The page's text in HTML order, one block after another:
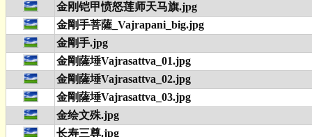
金刚铠甲愤怒莲师天马旗.jpg
金剛手菩薩_Vajrapani_big.jpg
金剛手.jpg
金剛薩埵Vajrasattva_01.jpg
金剛薩埵Vajrasattva_02.jpg
金剛薩埵Vajrasattva_03.jpg
金绘文殊.jpg
长寿三尊.jpg